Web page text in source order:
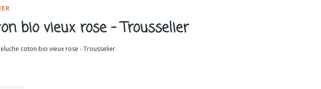
bio vieux rose - Trousselier
coton bio vieux rose - Trousselier